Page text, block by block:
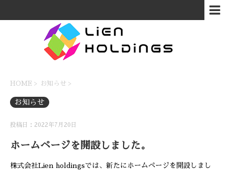
HOME > お知らせ >
お知らせ
投稿日：2022年7月20日
ホームページを開設しました。
株式会社Lien holdingsでは、新たにホームページを開設しまし